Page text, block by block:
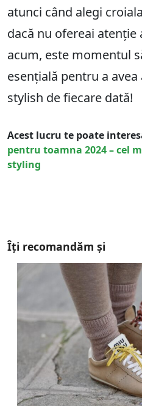
atunci când alegi
dacă nu ofereai atenție
acum, este momentul
esențială pentru a
stylish de fiecare dată!
Acest lucru te poate
pentru toamna 2024 – cel
styling
Îți recomandăm și